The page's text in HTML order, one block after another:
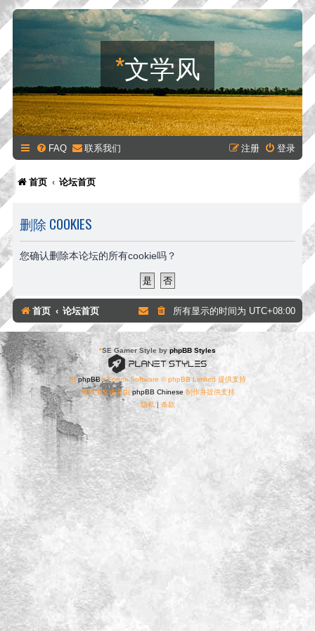
*文学风
FAQ 联系我们 登录
注册
首页 论坛首页
删除 COOKIES
您确认删除本论坛的所有cookie吗？
首页 论坛首页 所有显示的时间为 UTC+08:00
*SE Gamer Style by phpBB Styles
由phpBB® Forum Software © phpBB Limited 提供支持
简体中文语言由 phpBB Chinese制作并提供支持
隐私 | 条款